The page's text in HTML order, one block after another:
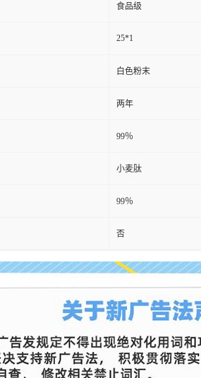
食品级
25*1
白色粉末
两年
99％
小麦肽
99％
否